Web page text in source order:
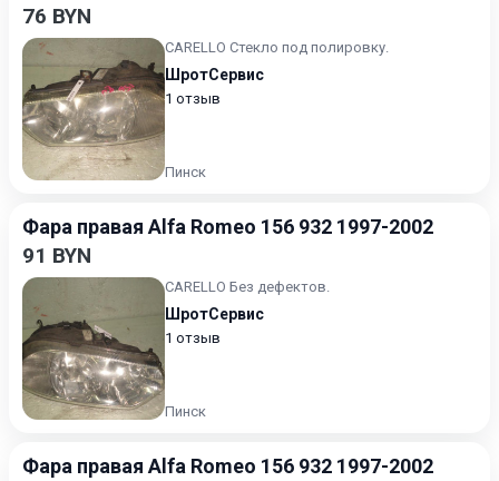
76 BYN
CARELLO Стекло под полировку.
ШротСервис
1 отзыв
Пинск
Фара правая Alfa Romeo 156 932 1997-2002
91 BYN
CARELLO Без дефектов.
ШротСервис
1 отзыв
Пинск
Фара правая Alfa Romeo 156 932 1997-2002